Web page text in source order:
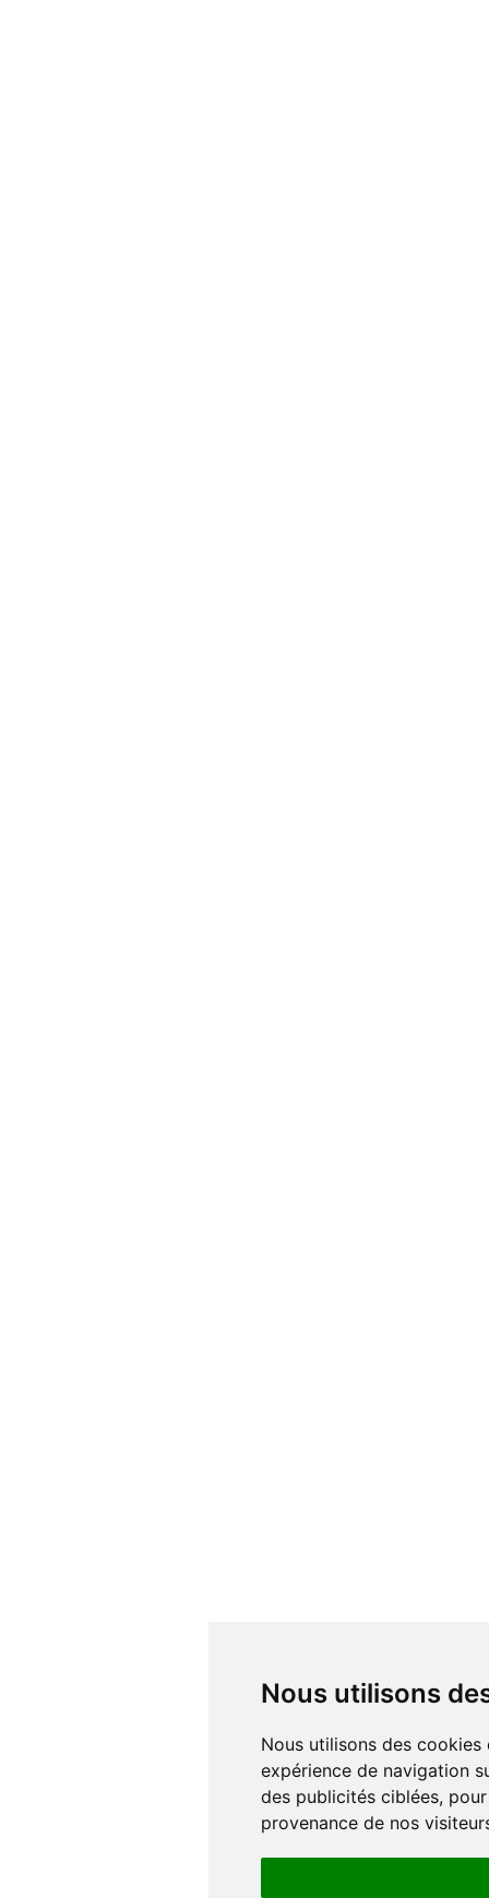
Nous utilisons
Nous utilisons des cookies et d'autres technologies de suivi pour améliorer votre
expérience de navigation
des publicités ciblées,
provenance de nos